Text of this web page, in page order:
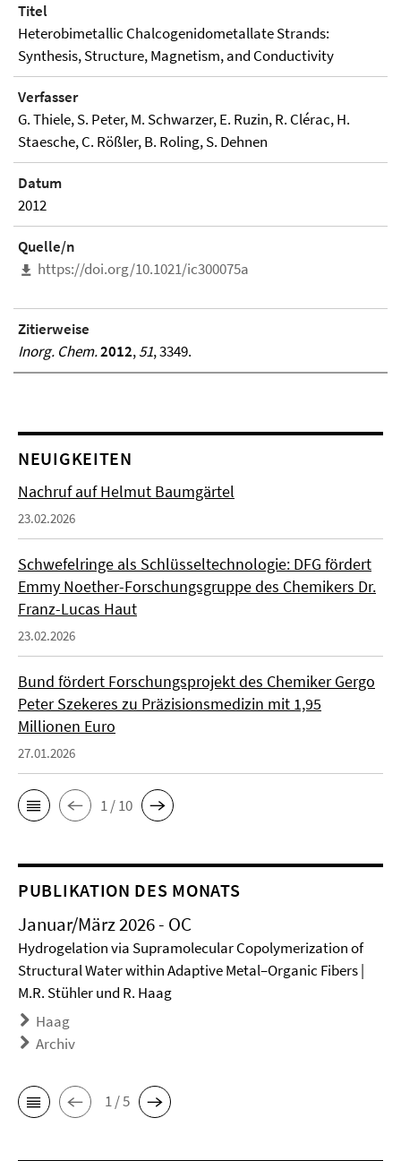
Titel
Heterobimetallic Chalcogenidometallate Strands:
Synthesis, Structure, Magnetism, and Conductivity
Verfasser
G. Thiele, S. Peter, M. Schwarzer, E. Ruzin, R. Clérac, H.
Staesche, C. Rößler, B. Roling, S. Dehnen
Datum
2012
Quelle/n
https://doi.org/10.1021/ic300075a
Zitierweise
Inorg. Chem.2012,51, 3349.
NEUIGKEITEN
Nachruf auf Helmut Baumgärtel
23.02.2026
Schwefelringe als Schlüsseltechnologie: DFG fördert
Emmy Noether-Forschungsgruppe des Chemikers Dr.
Franz-Lucas Haut
23.02.2026
Bund fördert Forschungsprojekt des Chemiker Gergo
Peter Szekeres zu Präzisionsmedizin mit 1,95
Millionen Euro
27.01.2026
1 / 10
PUBLIKATION DES MONATS
Januar/März 2026 - OC
Hydrogelation via Supramolecular Copolymerization of
Structural Water within Adaptive Metal–Organic Fibers |
M.R. Stühler und R. Haag
Haag
Archiv
1 / 5